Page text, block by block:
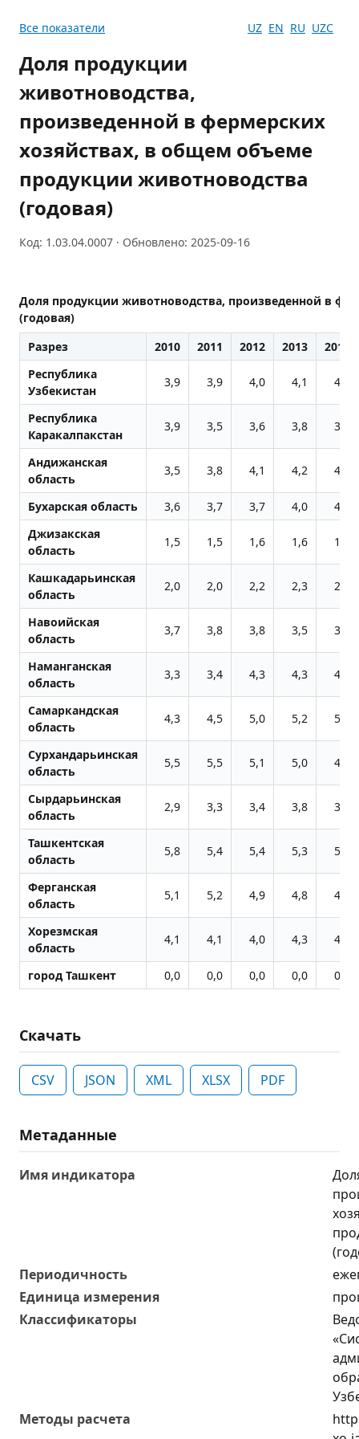
Все показатели UZ EN RU UZC
Доля продукции
животноводства,
произведенной в фермерских
хозяйствах, в общем объеме
продукции животноводства
(годовая)
Код: 1.03.04.0007 · Обновлено: 2025-09-16
Доля продукции животноводства, произведенной в
(годовая)
Разрез
2010 2011 2012 2013
2014
Республика
Узбекистан
3,9 3,9 4,0 4,1 4,1
Республика
Каракалпакстан
3,9 3,5 3,6 3,8 3,5
Андижанская
область
3,5 3,8 4,1 4,2 4,1
Бухарская область 3,6 3,7 3,7 4,0
4,0
Джизакская
область
1,5 1,5 1,6 1,6 1,5
Кашкадарьинская
область
2,0 2,0 2,2 2,3 2,3
Навоийская
область
3,7 3,8 3,8 3,5 3,4
Наманганская
область
3,3 3,4 4,3 4,3 4,7
Самаркандская
область
4,3 4,5 5,0 5,2 5,4
Сурхандарьинская
область
5,5 5,5 5,1 5,0 4,9
Сырдарьинская
область
2,9 3,3 3,4 3,8 3,9
Ташкентская
область
5,8 5,4 5,4 5,3 5,2
Ферганская
область
5,1 5,2 4,9 4,8 4,8
Хорезмская
область
4,1 4,1 4,0 4,3 4,2
город Ташкент 0,0 0,0 0,0 0,0 0,0
Скачать
CSV JSON XML XLSX PDF
Метаданные
Имя индикатора
Периодичность
Единица измерения
Классификаторы
Методы расчета